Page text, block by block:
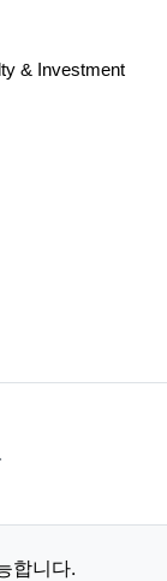
& Investment
합니다.